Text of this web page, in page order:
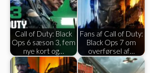
Call of Duty: Black
Ops 6 sæson 3, fem
nye kort og…
Fans af Call of Duty:
Black Ops 7 om
overførsel af…